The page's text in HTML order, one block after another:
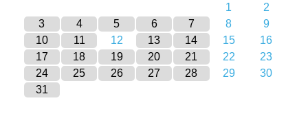
1
2
3
4 5 6 7 8
9
10
11 12 13 14 15
16
17
18 19 20 21 22
23
24
25 26 27 28 29
30
31